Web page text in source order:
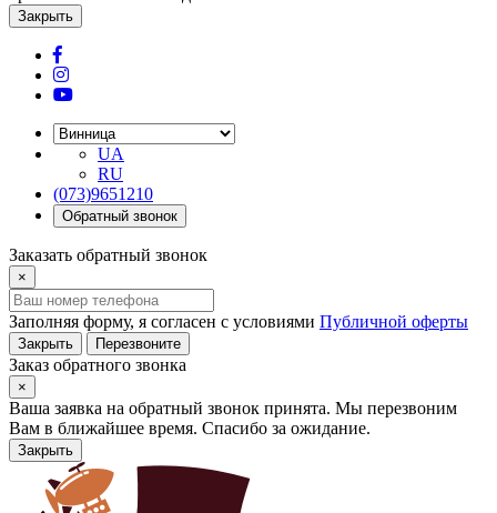
Закрыть
UA
RU
(073)9651210
Обратный звонок
Заказать обратный звонок
×
Заполняя форму, я согласен с условиями Публичной оферты
Закрыть Перезвоните
Заказ обратного звонка
×
Ваша заявка на обратный звонок принята. Мы перезвоним
Вам в ближайшее время. Спасибо за ожидание.
Закрыть